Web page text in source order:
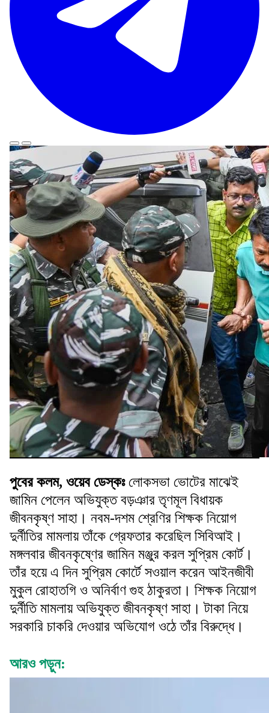
পুবের কলম, ওয়েব ডেস্কঃলোকসভা ভোটের মাঝেই
জামিন পেলেন অভিযুক্ত বড়ঞার তৃণমূল বিধায়ক
জীবনকৃষ্ণ সাহা। নবম-দশম শ্রেণির শিক্ষক নিয়োগ
দুর্নীতির মামলায় তাঁকে গ্রেফতার করেছিল সিবিআই।
মঙ্গলবার জীবনকৃষ্ণের জামিন মঞ্জুর করল সুপ্রিম কোর্ট।
তাঁর হয়ে এ দিন সুপ্রিম কোর্টে সওয়াল করেন আইনজীবী
মুকুল রোহাতগি ও অনির্বাণ গুহ ঠাকুরতা। শিক্ষক নিয়োগ
দুর্নীতি মামলায় অভিযুক্ত জীবনকৃষ্ণ সাহা। টাকা নিয়ে
সরকারি চাকরি দেওয়ার অভিযোগ ওঠে তাঁর বিরুদ্ধে।
আরও পড়ুন: